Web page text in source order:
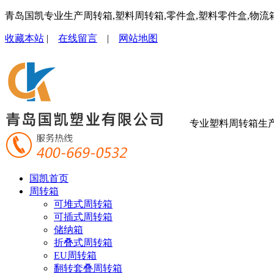
青岛国凯专业生产周转箱,塑料周转箱,零件盒,塑料零件盒,物流
收藏本站 | 在线留言 | 网站地图
专业塑料周转箱生
国凯首页
周转箱
可堆式周转箱
可插式周转箱
储纳箱
折叠式周转箱
EU周转箱
翻转套叠周转箱